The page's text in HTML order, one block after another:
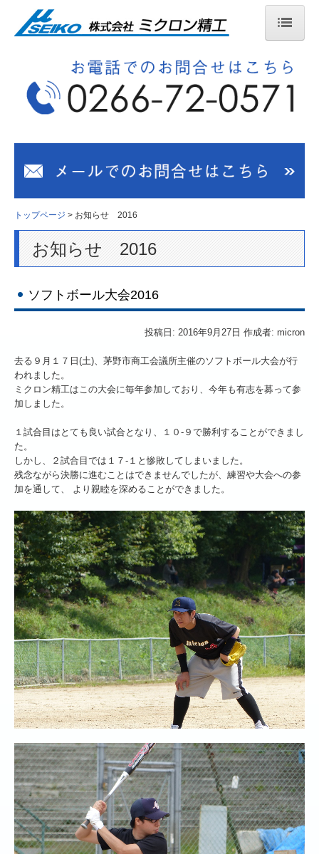
製品情報
製品一覧
加工工程
センターレス研削加工
カム式自動旋盤
品質保証
品質方針
トレーサビリティー
QCサークル
設備紹介
機械設備一覧
会社情報
会社概要
工場案内
採用情報
募集要項
トップページ お知らせ 2016
お知らせ 2016
ソフトボール大会2016
投稿日: 2016年9月27日 作成者: micron
去る９月１７日(土)、茅野市商工会議所主催のソフトボール大会が行
われました。
ミクロン精工はこの大会に毎年参加しており、今年も有志を募って参
加しました。
１試合目はとても良い試合となり、１０-９で勝利することができまし
た。
しかし、２試合目では１７-１と惨敗してしまいました。
残念ながら決勝に進むことはできませんでしたが、練習や大会への参
加を通して、 より親睦を深めることができました。